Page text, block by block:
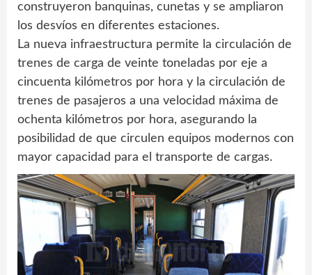
construyeron banquinas, cunetas y se ampliaron
los desvíos en diferentes estaciones.
La nueva infraestructura permite la circulación de
trenes de carga de veinte toneladas por eje a
cincuenta kilómetros por hora y la circulación de
trenes de pasajeros a una velocidad máxima de
ochenta kilómetros por hora, asegurando la
posibilidad de que circulen equipos modernos con
mayor capacidad para el transporte de cargas.